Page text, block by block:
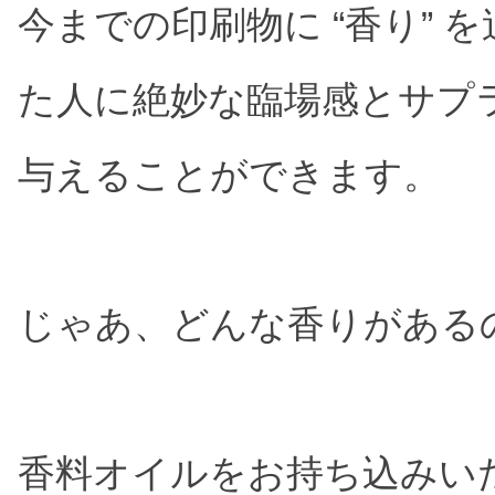
総合印刷
地球に優しいノベルティ
クリエイティブ・店頭演出
今までの印刷物に “香り”
た人に絶妙な臨場感とサプ
与えることができます。
じゃあ、どんな香りがある
香料オイルをお持ち込み